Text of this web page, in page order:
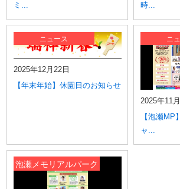
ミ...
時...
ニュース
2025年12月22日
【年末年始】休園日のお知らせ
ニ
2025年11
【泡瀬MP
ャ...
泡瀬メモリアルパーク